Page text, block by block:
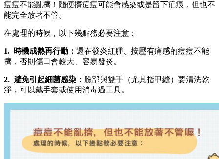
痘痘不能亂擠！隨便擠痘痘可能會感染或是留下疤痕，但也不
能完全放著不管。
在處理的時候，以下幾點務必要注意：
1. 時機成熟再行動： 還在發炎紅腫、按壓有痛感的痘痘不能
擠，否則傷口會較大、容易發炎。
2. 避免引起細菌感染 ： 臉部與雙手（尤其指甲縫）要清洗乾
淨，可以戴手套或使用消毒過工具。